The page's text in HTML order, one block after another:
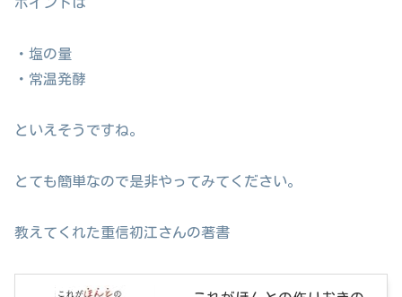
ポイントは
・塩の量
・常温発酵
といえそうですね。
とても簡単なので是非やってみてください。
教えてくれた重信初江さんの著書